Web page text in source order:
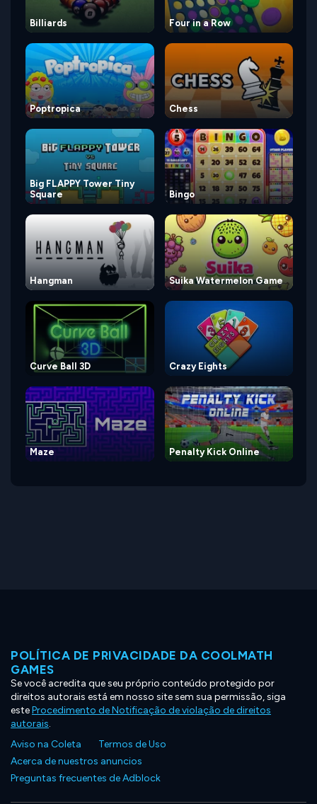
Billiards Four in a Row
Poptropica Chess
Big FLAPPY Tower Tiny
Square
Bingo
Hangman Suika Watermelon Game
Curve Ball 3D Crazy Eights
Maze Penalty Kick Online
POLÍTICA DE PRIVACIDADE DA COOLMATH
GAMES
Se você acredita que seu próprio conteúdo protegido por
direitos autorais está em nosso site sem sua permissão, siga
esteProcedimento de Notificação de violação de direitos
autorais.
Aviso na Coleta
Termos de Uso
Acerca de nuestros anuncios
Preguntas frecuentes de Adblock